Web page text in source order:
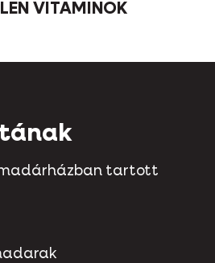
VITAMINOK
madárházban tartott